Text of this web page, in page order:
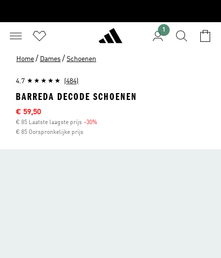
1
Home / Dames / Schoenen
4.7 (484)
BARREDA DECODE SCHOENEN
Afgeprijsde prijs
€ 59,50
€ 85 Laatste laagste prijs -30%
€ 85 Oorspronkelijke prijs